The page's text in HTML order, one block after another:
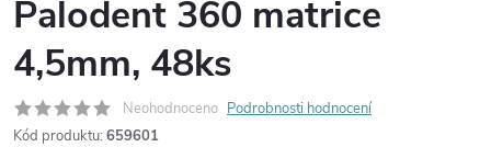
Palodent 360 matrice
4,5mm, 48ks
Neohodnoceno Podrobnosti hodnocení
Kód produktu: 659601